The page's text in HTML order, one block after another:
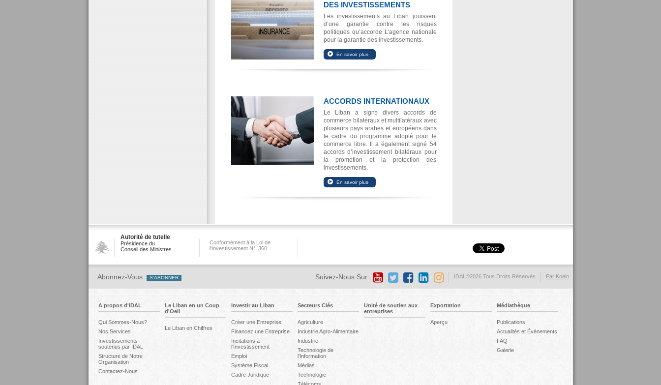
DES INVESTISSEMENTS
Les investissements au Liban jouissent
d’une garantie contre les risques
politiques qu’accorde L’agence nationale
pour la garantie des investissements.
ACCORDS INTERNATIONAUX
Le Liban a signé divers accords de
commerce bilatéraux et multilatéraux avec
plusieurs pays arabes et européens dans
le cadre du programme adopté pour le
commerce libre. Il a également signé 54
accords d’investissement bilatéraux pour
la promotion et la protection des
investissements.
Autorité de tutelle
Présidence du
Conseil des Ministres
Conformément à la Loi de
l'Investissement N°. 360
Par Koein
IDAL©2026 Tous Droits Réservés
Abonnez-Vous Suivez-Nous Sur
A propos d'IDAL
Qui Sommes-Nous?
Nos Services
Investissements
soutenus par IDAL
Structure de Notre
Organisation
Contactez-Nous
Le Liban en un Coup
d'Oeil
Le Liban en Chiffres
Investir au Liban
Créer une Entreprise
Financez une Entreprise
Incitations à
l'Investissement
Emploi
Système Fiscal
Cadre Juridique
Secteurs Clés
Agriculture
Industrie Agro-Alimentaire
Industrie
Technologie de
l'Information
Médias
Technologie
Unité de soutien aux
entreprises
Exportation
Aperçu
Médiathèque
Publications
Actualités et Évènements
FAQ
Galerie